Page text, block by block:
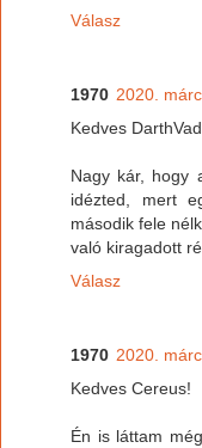
Válasz
1970 2020.
Kedves
Nagy kár, hogy
idézted, mert
második fele
való kiragadott
Válasz
1970 2020.
Kedves Cereus!
Én is láttam